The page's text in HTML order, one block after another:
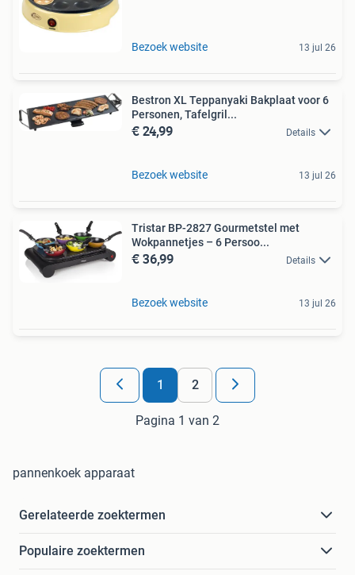
Bezoek website 13 jul 26
Bestron XL Teppanyaki Bakplaat voor 6
Personen, Tafelgril...
€ 24,99 Details
Bezoek website 13 jul 26
Tristar BP-2827 Gourmetstel met
Wokpannetjes – 6 Persoo...
€ 36,99 Details
Bezoek website 13 jul 26
1 2
Pagina 1 van 2
pannenkoek apparaat
Gerelateerde zoektermen
Populaire zoektermen